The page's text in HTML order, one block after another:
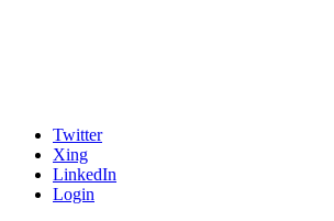
Twitter
Xing
LinkedIn
Login